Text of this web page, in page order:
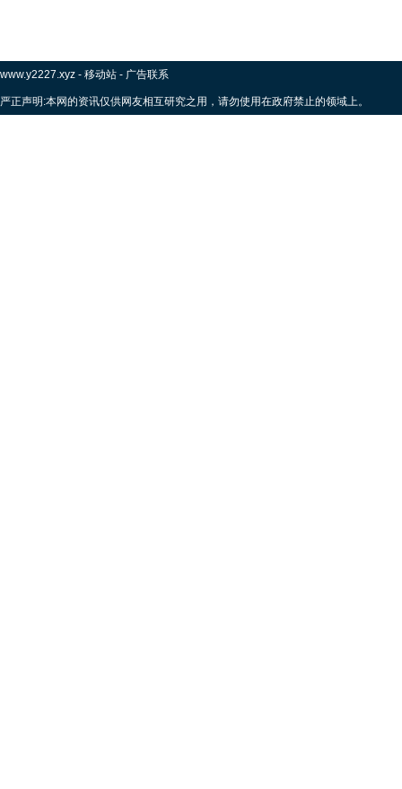
www.y2227.xyz - 移动站 - 广告联系
严正声明:本网的资讯仅供网友相互研究之用，请勿使用在政府禁止的领域上。